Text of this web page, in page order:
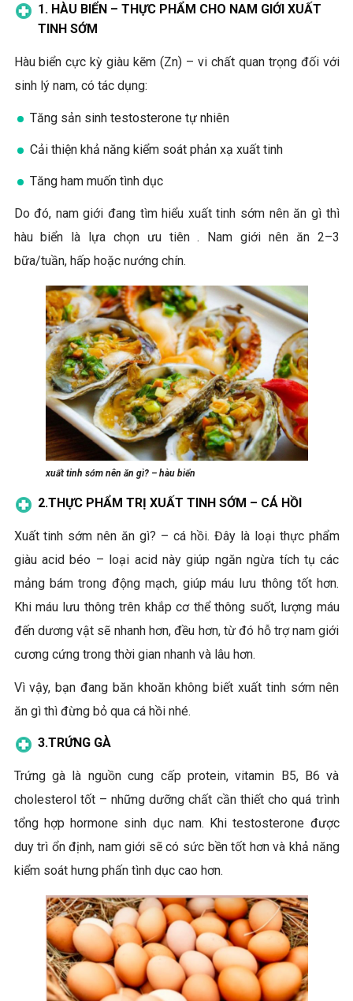
1. HÀU BIỂN – THỰC PHẨM CHO NAM GIỚI XUẤT
TINH SỚM
Hàu biển cực kỳ giàu kẽm (Zn) – vi chất quan trọng đối với
sinh lý nam, có tác dụng:
Tăng sản sinh testosterone tự nhiên
Cải thiện khả năng kiểm soát phản xạ xuất tinh
Tăng ham muốn tình dục
Do đó, nam giới đang tìm hiểu xuất tinh sớm nên ăn gì thì
hàu biển là lựa chọn ưu tiên . Nam giới nên ăn 2–3
bữa/tuần, hấp hoặc nướng chín.
xuất tinh sớm nên ăn gì? – hàu biển
2.THỰC PHẨM TRỊ XUẤT TINH SỚM – CÁ HỒI
Xuất tinh sớm nên ăn gì? – cá hồi. Đây là loại thực phẩm
giàu acid béo – loại acid này giúp ngăn ngừa tích tụ các
mảng bám trong động mạch, giúp máu lưu thông tốt hơn.
Khi máu lưu thông trên khắp cơ thể thông suốt, lượng máu
đến dương vật sẽ nhanh hơn, đều hơn, từ đó hỗ trợ nam giới
cương cứng trong thời gian nhanh và lâu hơn.
Vì vậy, bạn đang băn khoăn không biết xuất tinh sớm nên
ăn gì thì đừng bỏ qua cá hồi nhé.
3.TRỨNG GÀ
Trứng gà là nguồn cung cấp protein, vitamin B5, B6 và
cholesterol tốt – những dưỡng chất cần thiết cho quá trình
tổng hợp hormone sinh dục nam. Khi testosterone được
duy trì ổn định, nam giới sẽ có sức bền tốt hơn và khả năng
kiểm soát hưng phấn tình dục cao hơn.